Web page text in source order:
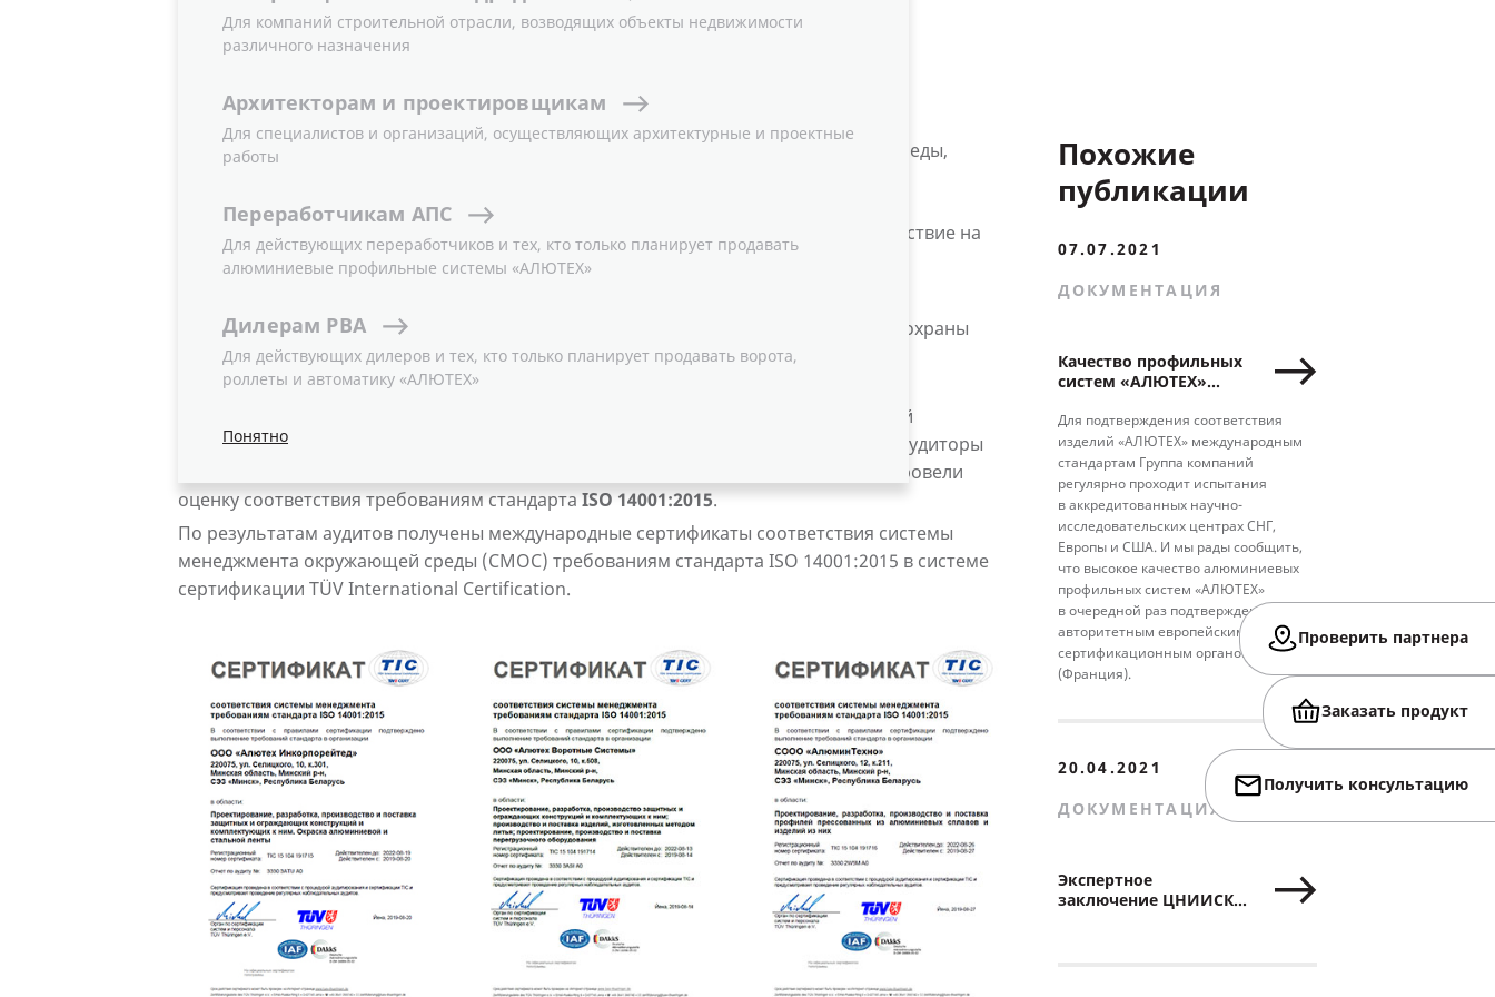
Для компаний строительной отрасли, возводящих объекты недвижимости
различного назначения
Архитекторам и проектировщикам
Для специалистов и организаций, осуществляющих архитектурные и проектные
работы
Переработчикам АПС
Для действующих переработчиков и тех, кто только планирует продавать
алюминиевые профильные системы «АЛЮТЕХ»
Дилерам РВА
Для действующих дилеров и тех, кто только планирует продавать ворота,
роллеты и автоматику «АЛЮТЕХ»
Понятно
Группа компаний «АЛЮТЕХ» реализует политику в области охраны окружающей среды,
совершенствование технологий производства, снижающих негативное воздействие на
окружающую среду;
принятие своевременных мер по минимизации выявленных рисков в области охраны
окружающей среды и природопользования.
Для того, чтобы убедиться в экологической безопасности продукции, выпускаемой
предприятиями «АЛЮТЕХ», оценить уровень воздействия на окружающую среду, аудиторы
авторитетного органа по сертификации систем и персонала TÜV Thüringen e.V* провели
оценку соответствия требованиям стандартаISO 14001:2015.
По результатам аудитов получены международные сертификаты соответствия системы
менеджмента окружающей среды (СМОС) требованиям стандарта ISO 14001:2015 в системе
сертификации TÜV International Certification.
Похожие
публикации
07.07.2021
ДОКУМЕНТАЦИЯ
Качество профильных
систем «АЛЮТЕХ»
французскими
сертификатами DTA и
QB
Для подтверждения соответствия
изделий «АЛЮТЕХ» международным
стандартам Группа компаний
регулярно проходит испытания
в аккредитованных научно-
исследовательских центрах СНГ,
Европы и США. И мы рады сообщить,
что высокое качество алюминиевых
профильных систем «АЛЮТЕХ»
в очередной раз подтверждено
авторитетным европейским
сертификационным органом CSTB
(Франция).
20.04.2021
ДОКУМЕНТАЦИЯ
Экспертное
заключение ЦНИИСК
Проверить партнера
Заказать продукт
Получить консультацию